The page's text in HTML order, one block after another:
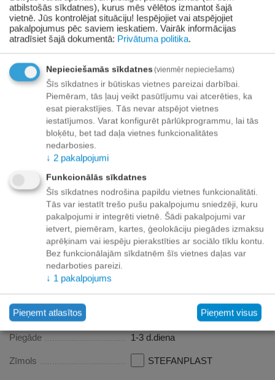
Piegāde
Preču izsniegšanas punktos -bezmaksas!
Līdz dzīvokļa durvīm no 35.00 eur bezmaksas!
Līdz 34.99 EUR piegādes maksa:
Venipak kurjers - 3.90 EUR
Omniva pakomāts - 3.20 EUR
Apraksts
Kaķu tualetes tepiķis Cleaner Little Carpet - plastikāta
Izmērs: 39x35 cm
Īpašības
Piegāde 1-3 d.diena
Zīmols STEFANPLAST
atbilstošās sīkdatnes), kurus mēs vēlētos izmantot šajā
vietnē. Jūs kontrolējat situāciju! Iespējojiet vai atspējojiet
pakalpojumus pēc saviem ieskatiem. Vairāk informācijas
atradīsiet šajā dokumentā: Privātuma politika.
Nepieciešamās sīkdatnes (vienmēr nepieciešams)
Šīs sīkdatnes ir būtiskas vietnes pareizai darbībai.
Piemēram, tās ļauj veikt pasūtījumu vai atcerēties, ka
esat pierakstījies. Tās nevar atspējot vietnes
iestatījumos. Varat konfigurēt pārlūkprogrammu, lai tās
bloķētu, bet tad daļa vietnes funkcionalitātes
nedarbosies.
↓ 2 pakalpojumi
Funkcionālās sīkdatnes
Šīs sīkdatnes nodrošina papildu vietnes funkcionalitāti.
Tās var iestatīt trešo pušu pakalpojumu sniedzēji, kuru
pakalpojumi ir integrēti vietnē. Šādi pakalpojumi var
ietvert, piemēram, kartes, ģeolokāciju piegādes izmaksu
aprēķinam vai iespēju pierakstīties ar sociālo tīklu kontu.
Bez funkcionālajām sīkdatnēm šīs vietnes daļas var
nedarboties pareizi.
↓ 1 pakalpojums
Pieņemt atlasītos Pieņemt visus